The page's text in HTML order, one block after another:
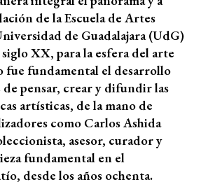
de la Escuela de Artes
de Guadalajara (UdG)
XX, para la esfera del arte
fue fundamental el desarrollo
de pensar, crear y difundir las
artísticas, de la mano de
como Carlos Ashida
asesor, curador y
fundamental en el
desde los años ochenta.